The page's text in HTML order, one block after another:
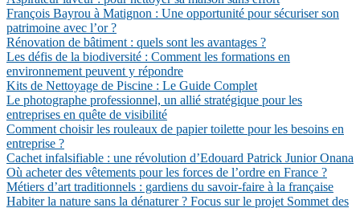
François Bayrou à Matignon : Une opportunité pour sécuriser son
patrimoine avec l’or ?
Rénovation de bâtiment : quels sont les avantages ?
Les défis de la biodiversité : Comment les formations en
environnement peuvent y répondre
Kits de Nettoyage de Piscine : Le Guide Complet
Le photographe professionnel, un allié stratégique pour les
entreprises en quête de visibilité
Comment choisir les rouleaux de papier toilette pour les besoins en
entreprise ?
Cachet infalsifiable : une révolution d’Edouard Patrick Junior Onana
Où acheter des vêtements pour les forces de l’ordre en France ?
Métiers d’art traditionnels : gardiens du savoir-faire à la française
Habiter la nature sans la dénaturer ? Focus sur le projet Sommet des